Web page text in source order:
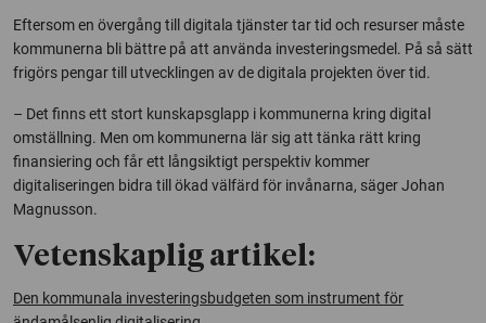
Eftersom en övergång till digitala tjänster tar tid och resurser måste
kommunerna bli bättre på att använda investeringsmedel. På så sätt
frigörs pengar till utvecklingen av de digitala projekten över tid.
– Det finns ett stort kunskapsglapp i kommunerna kring digital
omställning. Men om kommunerna lär sig att tänka rätt kring
finansiering och får ett långsiktigt perspektiv kommer
digitaliseringen bidra till ökad välfärd för invånarna, säger Johan
Magnusson.
Vetenskaplig artikel:
Den kommunala investeringsbudgeten som instrument för